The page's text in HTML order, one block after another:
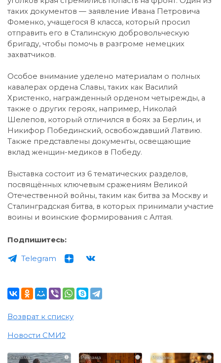
таких документов — заявление Ивана Петровича
Фоменко, учащегося 8 класса, который просил
отправить его в Сталинскую добровольческую
бригаду, чтобы помочь в разгроме немецких
захватчиков.
Особое внимание уделено материалам о полных
кавалерах ордена Славы, таких как Василий
Христенко, награжденный орденом четырежды, а
также о других героях, например, Николай
Шелепов, который отличился в боях за Берлин, и
Никифор Побединский, освобождавший Латвию.
Также представлены документы, освещающие
вклад женщин-медиков в Победу.
Выставка состоит из 6 тематических разделов,
посвящённых ключевым сражениям Великой
Отечественной войны, таким как битва за Москву и
Сталинградская битва, в которых принимали участие
воины и воинские формирования с Алтая.
Подпишитесь:
Telegram
Возврат к списку
Новости СМИ2
i i i